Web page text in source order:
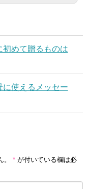
めて贈るものは
使えるメッセー
* が付いている欄は必